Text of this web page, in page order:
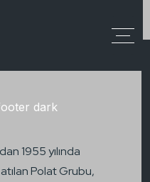
1955 yılında
Polat Grubu,